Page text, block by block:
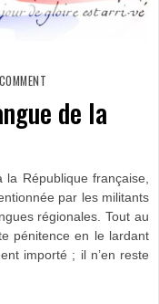
LANGUE
DE de la
République française,
par les militants
régionales. Tout au
pénitence en le lardant
importé ; il n’en reste